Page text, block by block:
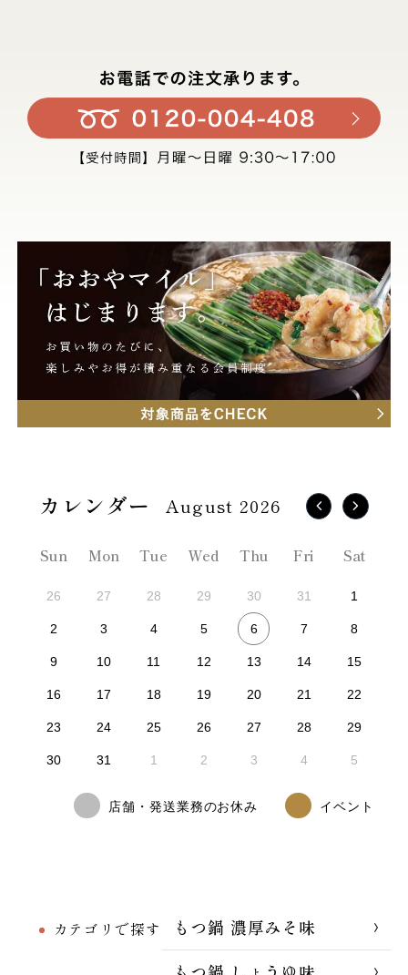
カテゴリで探す
もつ鍋 濃厚みそ味
August 2026
Sun Mon Tue Wed Thu Fri Sat
26 27 28 29 30 31 1
2 3 4 5 6 7 8
9 10 11 12 13 14 15
16 17 18 19 20 21 22
23 24 25 26 27 28 29
30 31 1 2 3 4 5
店舗・発送業務のお休み イベント